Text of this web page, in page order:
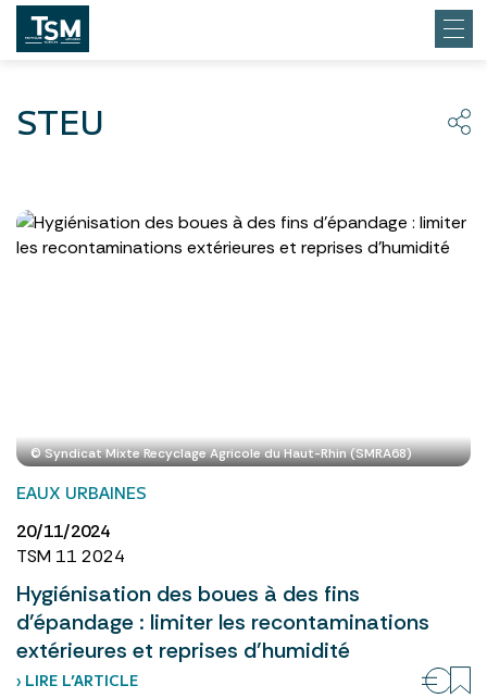
STEU
© Syndicat Mixte Recyclage Agricole du Haut-Rhin (SMRA68)
EAUX URBAINES
20/11/2024
TSM 11 2024
Hygiénisation des boues à des fins
d'épandage : limiter les recontaminations
extérieures et reprises d'humidité
› LIRE L’ARTICLE